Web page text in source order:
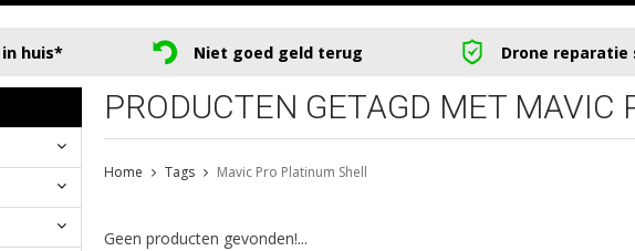
huis* Niet goed geld terug Drone reparatie
PRODUCTEN GETAGD MET MAVIC
Home Tags Mavic Pro Platinum Shell
Geen producten gevonden!...